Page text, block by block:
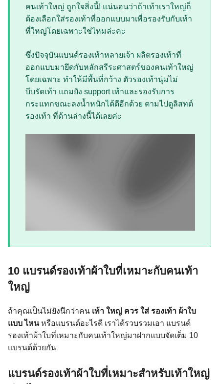
คนเท้าใหญ่ ถูกใจสิ่งนี้! แน่นอนว่าถ้าเท้าเราใหญ่ก็
ต้องเลือกใส่รองเท้าที่ออกแบบมาเพื่อรองรับกับเท้า
ที่ใหญ่โดยเฉพาะใช่ไหมล่ะคะ
ซึ่งปัจจุบันแบนด์รองเท้าหลายเจ้า ผลิตรองเท้าที่
ออกแบบมายึดกับหลักสรีระศาสตร์ของคนเท้าใหญ่
โดยเฉพาะ ทำให้มีพื้นที่กว้าง ตัวรองเท้านุ่มไม่
บีบรัดเท้า แถมยัง support เท้าและรองรับการ
กระแทกขณะลงน้ำหนักได้ดีอีกด้วย ตามไปดูลิสทต์
รองเท้า ที่ด้านล่างนี้ได้เลยค่ะ
10 แบรนด์รองเท้าผ้าใบที่เหมาะกับคนเท้า
ใหญ่
ถ้าคุณเป็นไม่ยังนึกว่าคน เท้า ใหญ่ ควร ใส่ รองเท้า ผ้าใบ
แบบ ไหนหรือแบรนด์อะไรดี เราได้รวบรวมเอา แบรนด์
รองเท้าผ้าใบที่เหมาะกับคนเท้าใหญ่มาฝากแบบจัดเต็ม 10
แบรนด์ด้วยกัน
แบรนด์รองเท้าผ้าใบที่เหมาะสำหรับเท้าใหญ่